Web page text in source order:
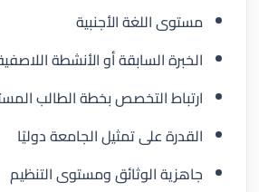
مستوى اللغة الأجنبية
الخبرة السابقة أو الأنشطة
ارتباط التخصص بخطة الطالب
القدرة على تمثيل الجامعة دوليًا
جاهزية الوثائق ومستوى التنظيم